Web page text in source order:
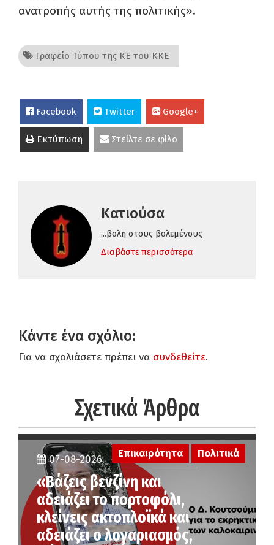
ανατροπής αυτής της πολιτικής».
Γραφείο Τύπου της ΚΕ του ΚΚΕ
Facebook Twitter Google+
Εκτύπωση Στείλτε σε φίλο
Κατιούσα
...βολή στους βολεμένους
Διαβάστε περισσότερα
Κάντε ένα σχόλιο:
Για να σχολιάσετε πρέπει να συνδεθείτε.
Σχετικά Άρθρα
Επικαιρότητα Πολιτικά
07-08-2026
«Βάζεις βενζίνη και
αδειάζει το πορτοφόλι,
κλείνεις ακτοπλοϊκά και
αδειάζει ο λογαριασμός,